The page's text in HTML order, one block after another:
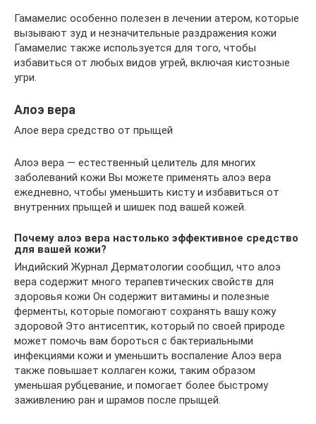
Гамамелис особенно полезен в лечении атером, которые
вызывают зуд и незначительные раздражения кожи
Гамамелис также используется для того, чтобы
избавиться от любых видов угрей, включая кистозные
угри.
Алоэ вера
Алое вера средство от прыщей
Алоэ вера — естественный целитель для многих
заболеваний кожи Вы можете применять алоэ вера
ежедневно, чтобы уменьшить кисту и избавиться от
внутренних прыщей и шишек под вашей кожей.
Почему алоэ вера настолько эффективное средство
для вашей кожи?
Индийский Журнал Дерматологии сообщил, что алоэ
вера содержит много терапевтических свойств для
здоровья кожи Он содержит витамины и полезные
ферменты, которые помогают сохранять вашу кожу
здоровой Это антисептик, который по своей природе
может помочь вам бороться с бактериальными
инфекциями кожи и уменьшить воспаление Алоэ вера
также повышает коллаген кожи, таким образом
уменьшая рубцевание, и помогает более быстрому
заживлению ран и шрамов после прыщей.